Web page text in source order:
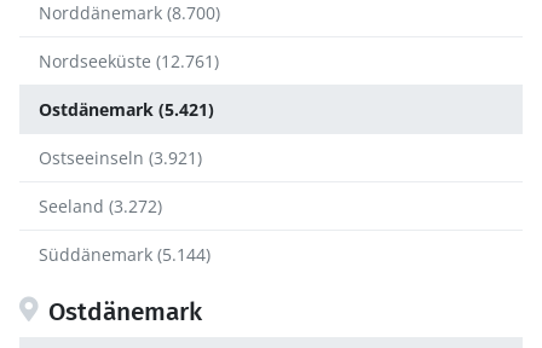
Norddänemark (8.700)
Nordseeküste (12.761)
Ostdänemark (5.421)
Ostseeinseln (3.921)
Seeland (3.272)
Süddänemark (5.144)
Ostdänemark